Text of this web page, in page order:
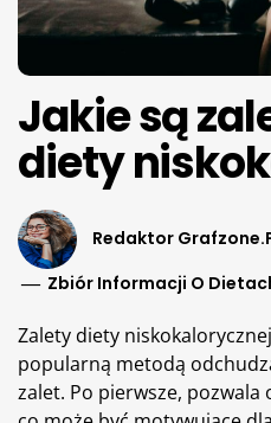
Jakie są
diety
Redaktor
Zbiór Informacji O
Zalety diety
popularną metodą
zalet. Po pierwsze, pozwala